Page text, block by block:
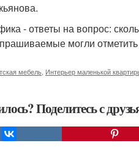
- ответы на вопрос:
могли отметить
мебель Интерьер маленькой
Поделитесь с